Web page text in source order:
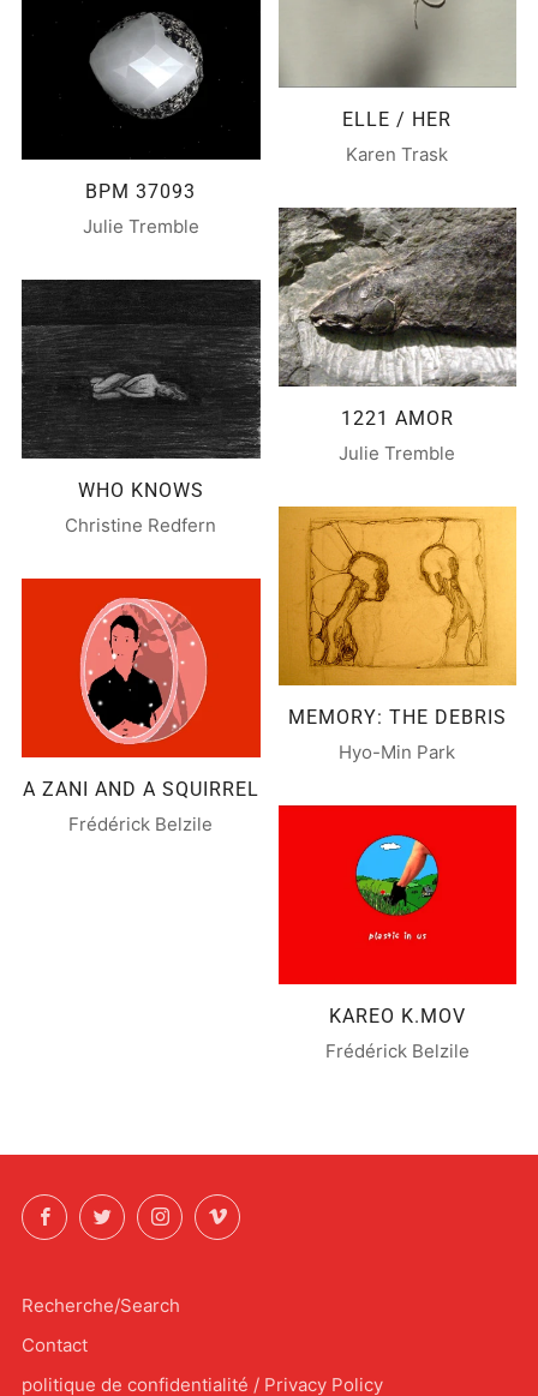
ELLE / HER
Karen Trask
BPM 37093
Julie Tremble
1221 AMOR
Julie Tremble
WHO KNOWS
Christine Redfern
MEMORY: THE DEBRIS
Hyo-Min Park
A ZANI AND A SQUIRREL
Frédérick Belzile
KAREO K.MOV
Frédérick Belzile
FacebookTwitterInstagramVimeo
Recherche/Search
Contact
politique de confidentialité / Privacy Policy